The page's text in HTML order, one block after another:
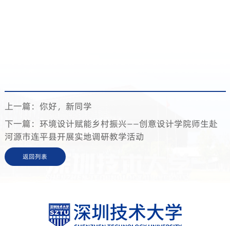
上一篇：你好，新同学
下一篇：环境设计赋能乡村振兴——创意设计学院师生赴
河源市连平县开展实地调研教学活动
返回列表